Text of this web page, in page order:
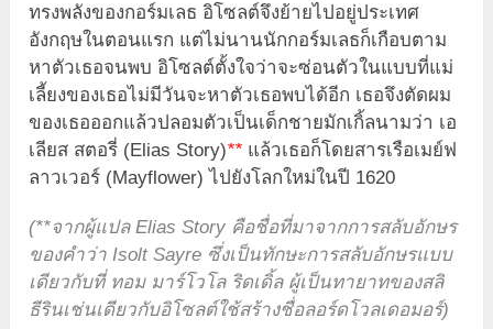
ทรงพลังของกอร์มเลธ อิโซลต์จึงย้ายไปอยู่ประเทศ
อังกฤษในตอนแรก แต่ไม่นานนักกอร์มเลธก็เกือบตาม
หาตัวเธอจนพบ อิโซลต์ตั้งใจว่าจะซ่อนตัวในแบบที่แม่
เลี้ยงของเธอไม่มีวันจะหาตัวเธอพบได้อีก เธอจึงตัดผม
ของเธอออกแล้วปลอมตัวเป็นเด็กชายมักเกิ้ลนามว่า เอ
เลียส สตอรี่ (Elias Story)** แล้วเธอก็โดยสารเรือเมย์ฟ
ลาวเวอร์ (Mayflower) ไปยังโลกใหม่ในปี 1620
(**จากผู้แปล Elias Story คือชื่อที่มาจากการสลับอักษร
ของคำว่า Isolt Sayre ซึ่งเป็นทักษะการสลับอักษรแบบ
เดียวกับที่ ทอม มาร์โวโล ริดเดิ้ล ผู้เป็นทายาทของสลิ
ธีรินเช่นเดียวกับอิโซลต์ใช้สร้างชื่อลอร์ดโวลเดอมอร์)